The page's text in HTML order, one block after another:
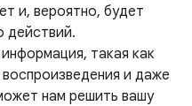
и, вероятно, будет
действий.
такая как
и даже
нам решить вашу